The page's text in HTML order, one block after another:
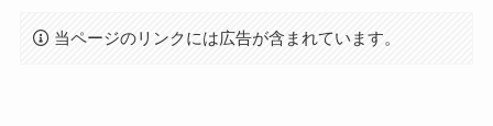
当ページのリンクには広告が含まれています。